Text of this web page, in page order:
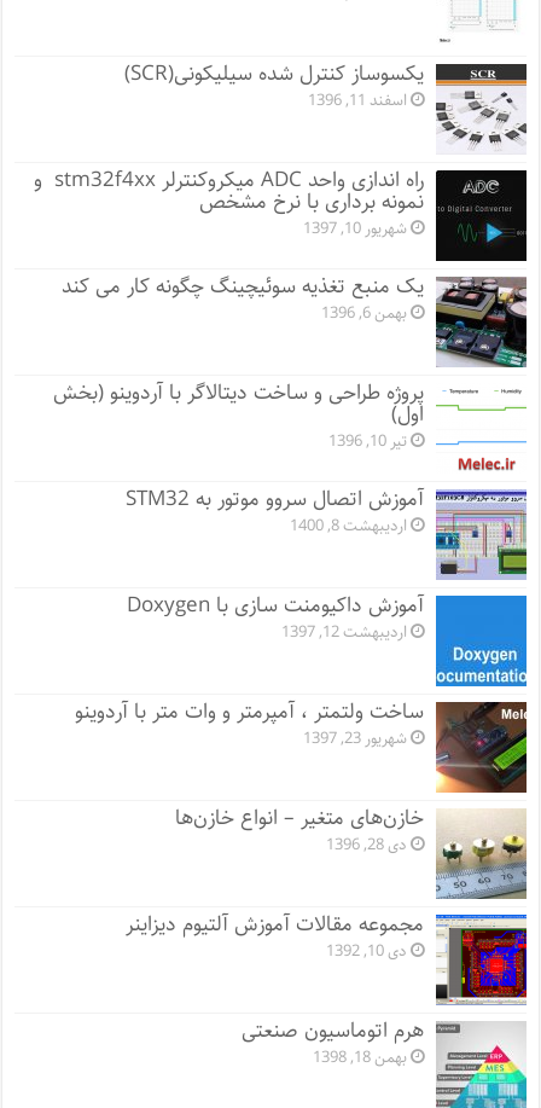
یکسوساز کنترل شده سیلیکونی(SCR)
اسفند 11, 1396
راه اندازی واحد ADC میکروکنترلر stm32f4xx و
نمونه برداری با نرخ مشخص
شهریور 10, 1397
یک منبع تغذیه سوئیچینگ چگونه کار می کند
بهمن 6, 1396
پروژه طراحی و ساخت دیتالاگر با آردوینو (بخش
اول)
تیر 10, 1396
آموزش اتصال سروو موتور به STM32
اردیبهشت 8, 1400
آموزش داکیومنت سازی با Doxygen
اردیبهشت 12, 1397
ساخت ولتمتر ، آمپرمتر و وات متر با آردوینو
شهریور 23, 1397
خازن‌های متغیر – انواع خازن‌ها
دی 28, 1396
مجموعه مقالات آموزش آلتیوم دیزاینر
دی 10, 1392
هرم اتوماسیون صنعتی
بهمن 18, 1398